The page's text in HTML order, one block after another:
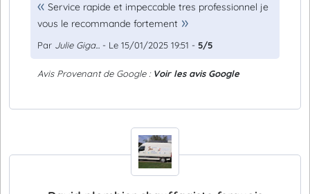
Service rapide et impeccable tres professionnel je
vous le recommande fortement
Par Julie Giga... - Le 15/01/2025 19:51 - 5/5
Avis Provenant de Google : Voir les avis Google